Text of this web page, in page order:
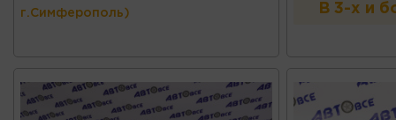
г.Симферополь) В 3-х и